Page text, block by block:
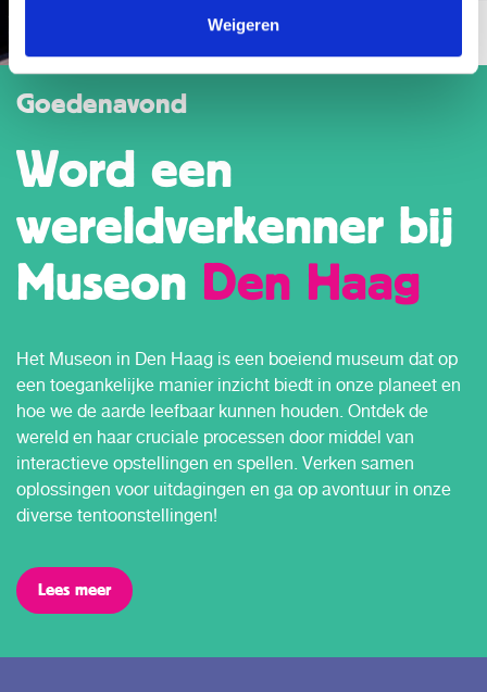
Weigeren
Goedenavond
Word een
wereldverkenner bij
Museon Den Haag
Het Museon in Den Haag is een boeiend museum dat op
een toegankelijke manier inzicht biedt in onze planeet en
hoe we de aarde leefbaar kunnen houden. Ontdek de
wereld en haar cruciale processen door middel van
interactieve opstellingen en spellen. Verken samen
oplossingen voor uitdagingen en ga op avontuur in onze
diverse tentoonstellingen!
Lees meer